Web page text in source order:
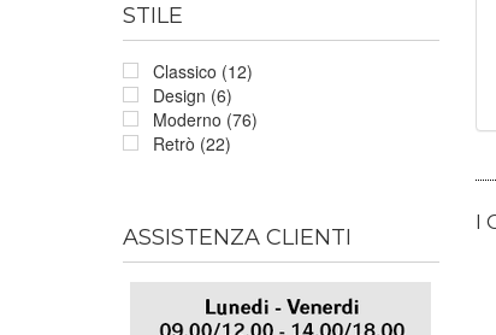
STILE
Classico (12)
Design (6)
Moderno (76)
Retrò (22)
ASSISTENZA CLIENTI
I